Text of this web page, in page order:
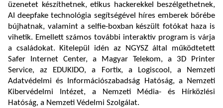
üzenetet készíthetnek, etikus hackerekkel beszélgethetnek,
AI deepfake technológia segítségével híres emberek bőrébe
bújhatnak, valamint a selfie-boxban készült fotókat haza is
vihetik. Emellett számos további interaktív program is várja
a családokat. Kitelepül idén az NGYSZ által működtetett
Safer Internet Center, a Magyar Telekom, a 3D Printer
Service, az EDUKIDO, a Fortix, a Logiscool, a Nemzeti
Adatvédelmi és Információszabadság Hatóság, a Nemzeti
Kibervédelmi Intézet, a Nemzeti Média- és Hírközlési
Hatóság, a Nemzeti Védelmi Szolgálat.